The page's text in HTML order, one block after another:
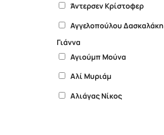
Άντερσεν Κρίστοφερ
Αγγελοπούλου Δασκαλάκη
Γιάννα
Αγιούμπ Μούνα
Αλί Μυριάμ
Αλιάγας Νίκος